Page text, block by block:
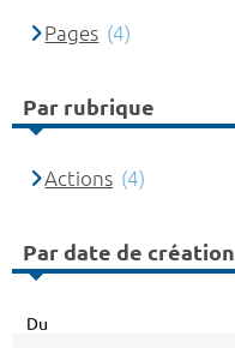
Pages (4)
Par rubrique
Actions (4)
Par date de création
Du